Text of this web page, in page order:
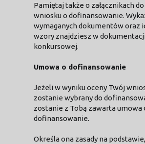
Pamiętaj także o załącznikach do
wniosku o dofinansowanie.
wymaganych dokumentów oraz
wzory znajdziesz w
konkursowej.
Umowa o dofinansowanie
Jeżeli w wyniku oceny Twój
zostanie wybrany do
zostanie z Tobą zawarta umowa
dofinansowanie.
Określa ona zasady na podstawie,